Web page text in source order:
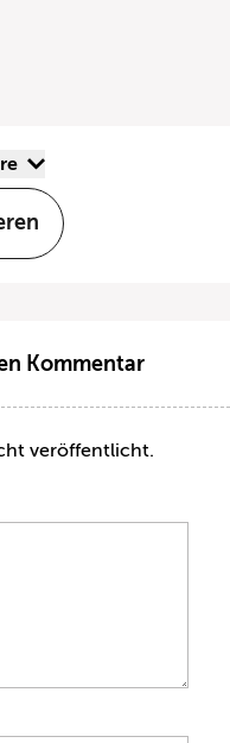
Kommentar
veröffentlicht.